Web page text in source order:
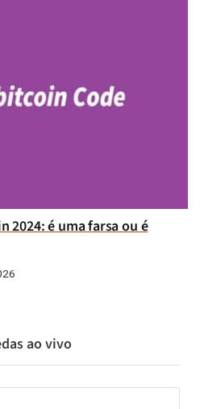
2024: é uma farsa ou é
ao vivo